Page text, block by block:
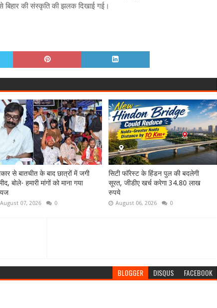
बिहार की संस्कृति की झलक दिखाई गई।
से बातचीत के बाद छात्रों में जगी
बोले- हमारी मांगों को माना गया
August 07, 2026 0
सिटी फॉरेस्ट के हिंडन पुल की बदलेगी
सूरत, जीडीए खर्च करेगा 34.80 लाख
रुपये
August 06, 2026 0
BLOGGER DISQUS FACEBOOK